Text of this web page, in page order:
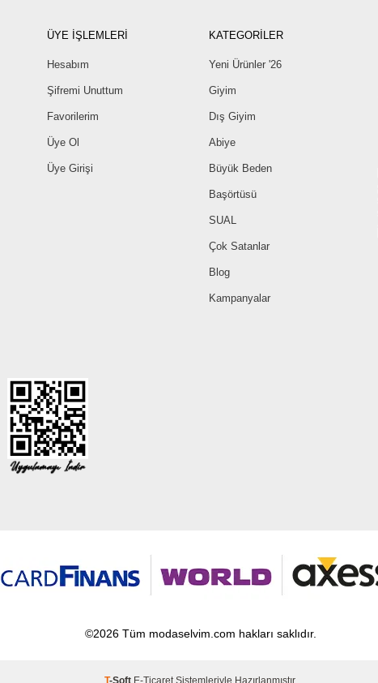
ÜYE İŞLEMLERİ
Hesabım
Şifremi Unuttum
Favorilerim
Üye Ol
Üye Girişi
KATEGORİLER
Yeni Ürünler '26
Giyim
Dış Giyim
Abiye
Büyük Beden
Başörtüsü
SUAL
Çok Satanlar
Blog
Kampanyalar
©2026 Tüm modaselvim.com hakları saklıdır.
T-Soft E-Ticaret Sistemleriyle Hazırlanmıştır.